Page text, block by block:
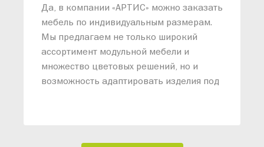
Да, в компании «АРТИС» можно заказать
мебель по индивидуальным размерам.
Мы предлагаем не только широкий
ассортимент модульной мебели и
множество цветовых решений, но и
возможность адаптировать изделия под